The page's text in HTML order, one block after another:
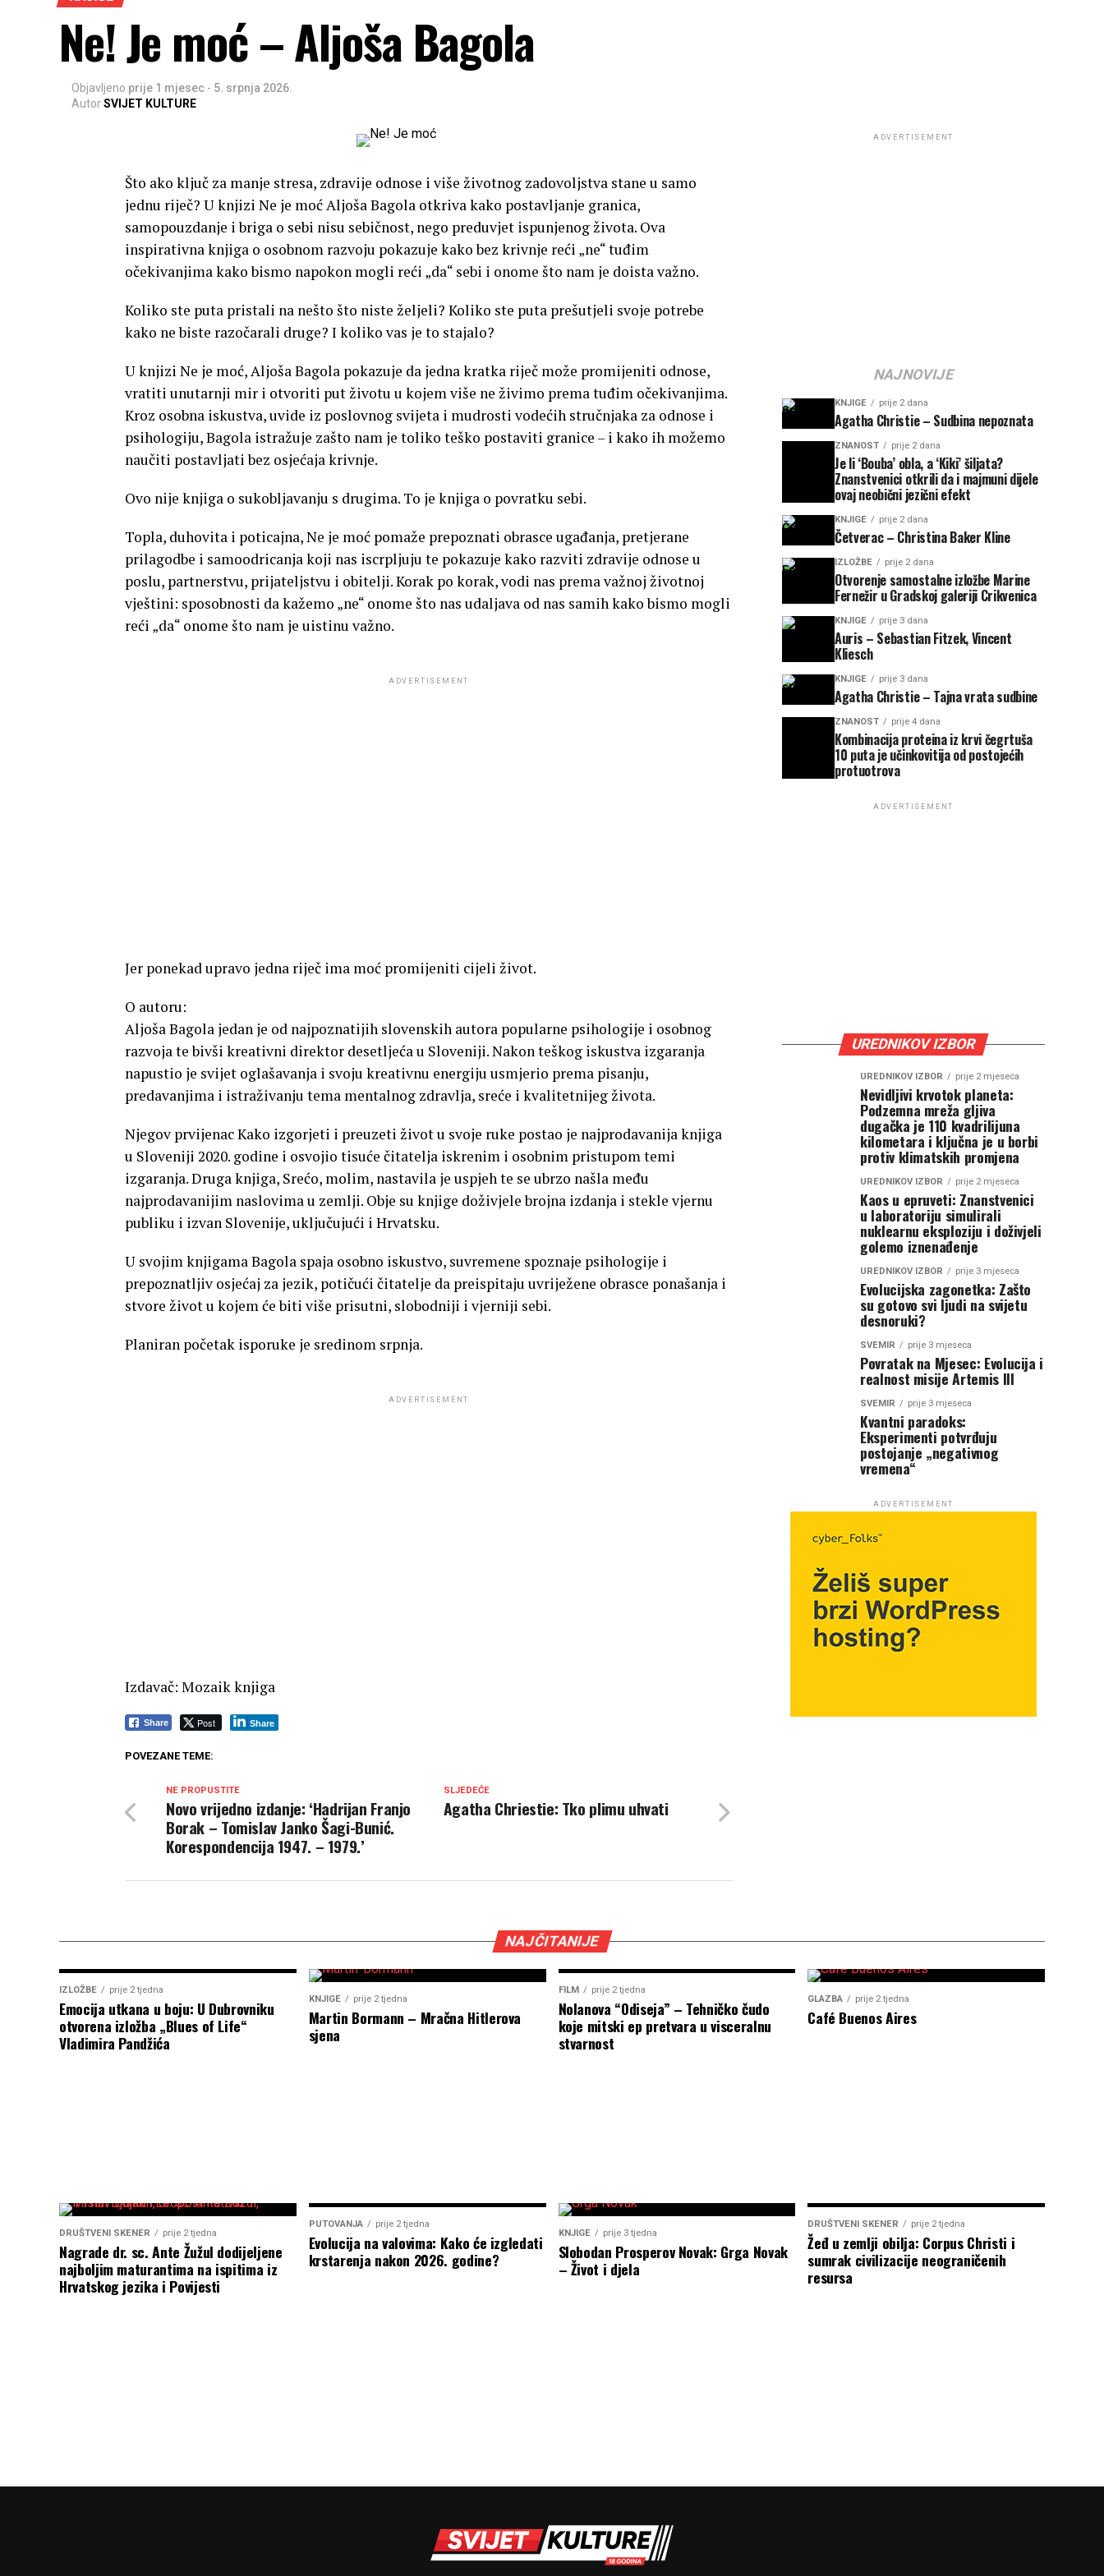
Ne! Je moć – Aljoša Bagola
Objavljeno prije 1 mjesec - 5. srpnja 2026.
AutorSVIJET KULTURE
Što ako ključ za manje stresa, zdravije odnose i više životnog zadovoljstva stane u samo
jednu riječ? U knjizi Ne je moć Aljoša Bagola otkriva kako postavljanje granica,
samopouzdanje i briga o sebi nisu sebičnost, nego preduvjet ispunjenog života. Ova
inspirativna knjiga o osobnom razvoju pokazuje kako bez krivnje reći „ne“ tuđim
očekivanjima kako bismo napokon mogli reći „da“ sebi i onome što nam je doista važno.
Koliko ste puta pristali na nešto što niste željeli? Koliko ste puta prešutjeli svoje potrebe
kako ne biste razočarali druge? I koliko vas je to stajalo?
U knjizi Ne je moć, Aljoša Bagola pokazuje da jedna kratka riječ može promijeniti odnose,
vratiti unutarnji mir i otvoriti put životu u kojem više ne živimo prema tuđim očekivanjima.
Kroz osobna iskustva, uvide iz poslovnog svijeta i mudrosti vodećih stručnjaka za odnose i
psihologiju, Bagola istražuje zašto nam je toliko teško postaviti granice – i kako ih možemo
naučiti postavljati bez osjećaja krivnje.
Ovo nije knjiga o sukobljavanju s drugima. To je knjiga o povratku sebi.
Topla, duhovita i poticajna, Ne je moć pomaže prepoznati obrasce ugađanja, pretjerane
prilagodbe i samoodricanja koji nas iscrpljuju te pokazuje kako razviti zdravije odnose u
poslu, partnerstvu, prijateljstvu i obitelji. Korak po korak, vodi nas prema važnoj životnoj
vještini: sposobnosti da kažemo „ne“ onome što nas udaljava od nas samih kako bismo mogli
reći „da“ onome što nam je uistinu važno.
ADVERTISEMENT
Jer ponekad upravo jedna riječ ima moć promijeniti cijeli život.
O autoru:
Aljoša Bagola jedan je od najpoznatijih slovenskih autora popularne psihologije i osobnog
razvoja te bivši kreativni direktor desetljeća u Sloveniji. Nakon teškog iskustva izgaranja
napustio je svijet oglašavanja i svoju kreativnu energiju usmjerio prema pisanju,
predavanjima i istraživanju tema mentalnog zdravlja, sreće i kvalitetnijeg života.
Njegov prvijenac Kako izgorjeti i preuzeti život u svoje ruke postao je najprodavanija knjiga
u Sloveniji 2020. godine i osvojio tisuće čitatelja iskrenim i osobnim pristupom temi
izgaranja. Druga knjiga, Srećo, molim, nastavila je uspjeh te se ubrzo našla među
najprodavanijim naslovima u zemlji. Obje su knjige doživjele brojna izdanja i stekle vjernu
publiku i izvan Slovenije, uključujući i Hrvatsku.
U svojim knjigama Bagola spaja osobno iskustvo, suvremene spoznaje psihologije i
prepoznatljiv osjećaj za jezik, potičući čitatelje da preispitaju uvriježene obrasce ponašanja i
stvore život u kojem će biti više prisutni, slobodniji i vjerniji sebi.
Planiran početak isporuke je sredinom srpnja.
ADVERTISEMENT
Izdavač: Mozaik knjiga
Share Post Share
POVEZANE TEME:
SLJEDEĆE
Agatha Chriestie: Tko plimu uhvati
NE PROPUSTITE
Novo vrijedno izdanje: ‘Hadrijan Franjo
Borak – Tomislav Janko Šagi-Bunić.
Korespondencija 1947. – 1979.’
ADVERTISEMENT
NAJNOVIJE
KNJIGE prije 2 dana
Agatha Christie – Sudbina nepoznata
ZNANOST prije 2 dana
Je li ‘Bouba’ obla, a ‘Kiki’ šiljata?
Znanstvenici otkrili da i majmuni dijele
ovaj neobični jezični efekt
KNJIGE prije 2 dana
Četverac – Christina Baker Kline
IZLOŽBE prije 2 dana
Otvorenje samostalne izložbe Marine
Fernežir u Gradskoj galeriji Crikvenica
KNJIGE prije 3 dana
Auris – Sebastian Fitzek, Vincent
Kliesch
KNJIGE prije 3 dana
Agatha Christie – Tajna vrata sudbine
ZNANOST prije 4 dana
Kombinacija proteina iz krvi čegrtuša
10 puta je učinkovitija od postojećih
protuotrova
ADVERTISEMENT
UREDNIKOV IZBOR
UREDNIKOV IZBOR prije 2 mjeseca
Nevidljivi krvotok planeta:
Podzemna mreža gljiva
dugačka je 110 kvadrilijuna
kilometara i ključna je u borbi
protiv klimatskih promjena
UREDNIKOV IZBOR prije 2 mjeseca
Kaos u epruveti: Znanstvenici
u laboratoriju simulirali
nuklearnu eksploziju i doživjeli
golemo iznenađenje
UREDNIKOV IZBOR prije 3 mjeseca
Evolucijska zagonetka: Zašto
su gotovo svi ljudi na svijetu
desnoruki?
SVEMIR prije 3 mjeseca
Povratak na Mjesec: Evolucija i
realnost misije Artemis III
SVEMIR prije 3 mjeseca
Kvantni paradoks:
Eksperimenti potvrđuju
postojanje „negativnog
vremena“
ADVERTISEMENT
NAJČITANIJE
IZLOŽBE prije 2 tjedna
Emocija utkana u boju: U Dubrovniku
otvorena izložba „Blues of Life“
Vladimira Pandžića
KNJIGE prije 2 tjedna
Martin Bormann – Mračna Hitlerova
sjena
FILM prije 2 tjedna
Nolanova “Odiseja” – Tehničko čudo
koje mitski ep pretvara u visceralnu
stvarnost
GLAZBA prije 2 tjedna
Café Buenos Aires
DRUŠTVENI SKENER prije 2 tjedna
Nagrade dr. sc. Ante Žužul dodijeljene
najboljim maturantima na ispitima iz
Hrvatskog jezika i Povijesti
PUTOVANJA prije 2 tjedna
Evolucija na valovima: Kako će izgledati
krstarenja nakon 2026. godine?
KNJIGE prije 3 tjedna
Slobodan Prosperov Novak: Grga Novak
– Život i djela
DRUŠTVENI SKENER prije 2 tjedna
Žeđ u zemlji obilja: Corpus Christi i
sumrak civilizacije neograničenih
resursa